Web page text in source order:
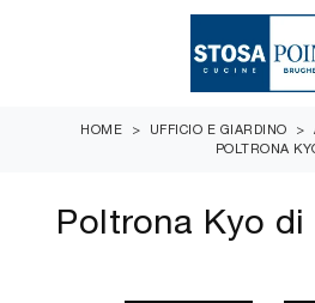
HOME > UFFICIO E GIARDINO >
POLTRONA
Poltrona Kyo